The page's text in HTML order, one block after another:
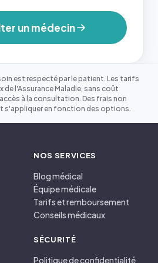
un médecin
est respecté par le patient. Les tarifs
de l'Assurance Maladie, sans coût
à la consultation. Des frais non
s'appliquer en fonction des options.
NOS SERVICES
Blog médical
Équipe médicale
Tarifs et remboursement
Conseils médicaux
SÉCURITÉ
Politique de confidentialité